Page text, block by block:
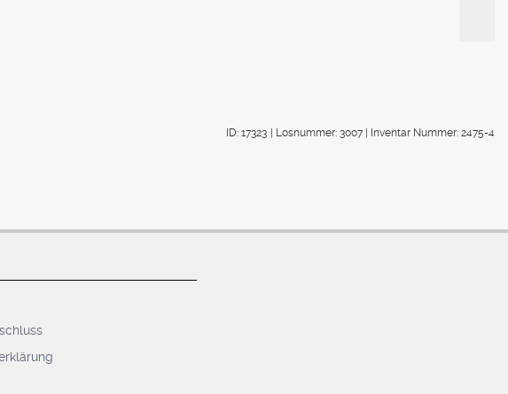
ID: 17323 | Losnummer: 3007 | Inventar Nummer: 2475-4